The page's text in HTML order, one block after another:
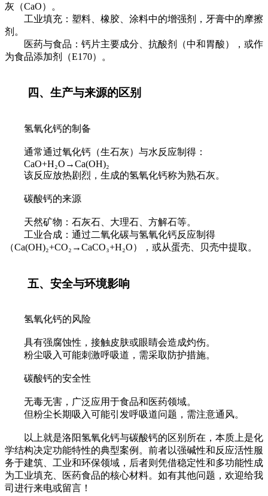
灰（CaO）。
工业填充：塑料、橡胶、涂料中的增强剂，牙膏中的摩擦
剂。
医药与食品：钙片主要成分、抗酸剂（中和胃酸），或作
为食品添加剂（E170）。
四、生产与来源的区别
氢氧化钙的制备
通常通过氧化钙（生石灰）与水反应制得：
CaO+H₂O→Ca(OH)₂
该反应放热剧烈，生成的氢氧化钙称为熟石灰。
碳酸钙的来源
天然矿物：石灰石、大理石、方解石等。
工业合成：通过二氧化碳与氢氧化钙反应制得
（Ca(OH)₂+CO₂→CaCO₃+H₂O），或从蛋壳、贝壳中提取。
五、安全与环境影响
氢氧化钙的风险
具有强腐蚀性，接触皮肤或眼睛会造成灼伤。
粉尘吸入可能刺激呼吸道，需采取防护措施。
碳酸钙的安全性
无毒无害，广泛应用于食品和医药领域。
但粉尘长期吸入可能引发呼吸道问题，需注意通风。
以上就是洛阳氢氧化钙与碳酸钙的区别所在，本质上是化
学结构决定功能特性的典型案例。前者以强碱性和反应活性服
务于建筑、工业和环保领域，后者则凭借稳定性和多功能性成
为工业填充、医药食品的核心材料。如有其他问题，欢迎给我
司进行来电或留言！